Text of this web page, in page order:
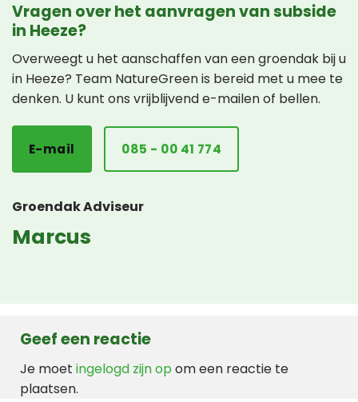
Vragen over het aanvragen van subside
in Heeze?
Overweegt u het aanschaffen van een groendak bij u
in Heeze? Team NatureGreen is bereid met u mee te
denken. U kunt ons vrijblijvend e-mailen of bellen.
E-mail 085 - 00 41 774
Groendak Adviseur
Marcus
Geef een reactie
Je moet ingelogd zijn op om een reactie te
plaatsen.